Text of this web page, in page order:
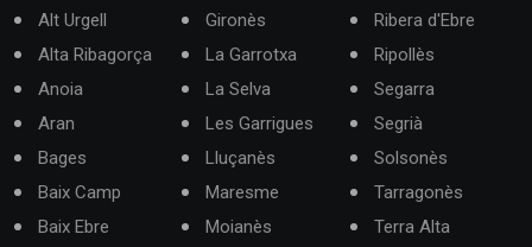
Alt Urgell
Alta Ribagorça
Anoia
Aran
Bages
Baix Camp
Baix Ebre
Gironès
La Garrotxa
La Selva
Les Garrigues
Lluçanès
Maresme
Moianès
Ribera d'Ebre
Ripollès
Segarra
Segrià
Solsonès
Tarragonès
Terra Alta